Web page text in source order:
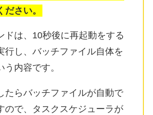
さい。
ドは、10秒後に再起動をする
行し、バッチファイル自体を
内容です。
たらバッチファイルが自動で
ので、タスクスケジューラが